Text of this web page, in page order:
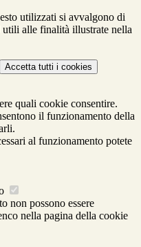
utilizzati si avvalgono di
utili alle finalità illustrate nella
Accetta tutti i cookies
quali cookie consentire.
il funzionamento della
al funzionamento potete
non possono essere
nella pagina della cookie